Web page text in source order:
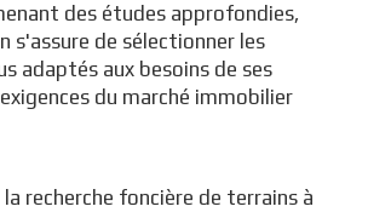
des études approfondies,
s'assure de sélectionner les
adaptés aux besoins de ses
du marché immobilier
la recherche foncière de terrains à